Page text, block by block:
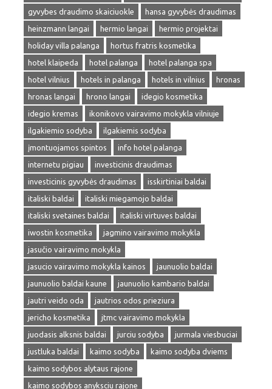
gyvybes draudimo skaiciuokle
hansa gyvybės draudimas
heinzmann langai
hermio langai
hermio projektai
holiday villa palanga
hortus fratris kosmetika
hotel klaipeda
hotel palanga
hotel palanga spa
hotel vilnius
hotels in palanga hotels in vilnius
hronas
hronas langai
hrono langai
idegio kosmetika
idegio kremas
ikonikovo vairavimo mokykla vilniuje
ilgakiemio sodyba
ilgakiemis sodyba
įmontuojamos spintos
info hotel palanga
internetu pigiau
investicinis draudimas
investicinis gyvybės draudimas
isskirtiniai baldai
italiski baldai
italiski miegamojo baldai
italiski svetaines baldai
italiski virtuves baldai
iwostin kosmetika
jagmino vairavimo mokykla
jasučio vairavimo mokykla
jasucio vairavimo mokykla kainos
jaunuolio baldai
jaunuolio baldai kaune
jaunuolio kambario baldai
jautri veido oda
jautrios odos prieziura
jericho kosmetika
jtmc vairavimo mokykla
juodasis alksnis baldai
jurciu sodyba
jurmala viesbuciai
justluka baldai
kaimo sodyba
kaimo sodyba dviems
kaimo sodybos alytaus rajone
kaimo sodybos anyksciu rajone